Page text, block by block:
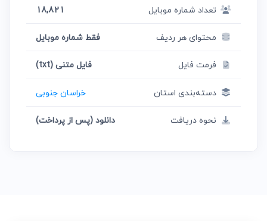
تعداد شماره موبایل
18,821
محتوای هر ردیف
فقط شماره موبایل
فرمت فایل
فایل متنی (txt)
دسته‌بندی استان
خراسان جنوبی
نحوه دریافت
دانلود (پس از پرداخت)